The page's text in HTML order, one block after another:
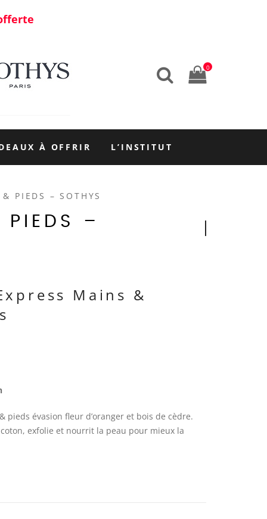
0
À OFFRIR L’INSTITUT
PIEDS – SOTHYS
PIEDS –
Mains &
pieds évasion fleur d’oranger et bois de cèdre.
exfolie et nourrit la peau pour mieux la